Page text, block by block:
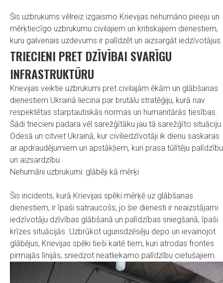
Šis uzbrukums vēlreiz izgaismo Krievijas nehumāno pieeju un
mērķtiecīgo uzbrukumu civilajiem un kritiskajiem dienestiem,
kuru galvenais uzdevums ir palīdzēt un aizsargāt iedzīvotājus.
TRIECIENI PRET DZĪVĪBAI SVARĪGU
INFRASTRUKTŪRU
Krievijas veiktie uzbrukumi pret civilajām ēkām un glābšanas
dienestiem Ukrainā liecina par brutālu stratēģiju, kurā nav
respektētas starptautiskās normas un humanitārās tiesības.
Šādi triecieni padara vēl sarežģītāku jau tā sarežģīto situāciju
Odesā un citviet Ukrainā, kur civiliedzīvotāji ik dienu saskaras
ar apdraudējumiem un apstākļiem, kuri prasa tūlītēju palīdzību
un aizsardzību.
Nehumāni uzbrukumi: glābēji kā mērķi
Šis incidents, kurā Krievijas spēki mērķē uz glābšanas
dienestiem, ir īpaši satraucošs, jo šie dienesti ir neaizstājami
iedzīvotāju dzīvības glābšanā un palīdzības sniegšanā, īpaši
krīzes situācijās. Uzbrūkot ugunsdzēsēju depo un ievainojot
glābējus, Krievijas spēki tieši kaitē tiem, kuri atrodas frontes
pirmajās līnijās, sniedzot neatliekamo palīdzību cietušajiem.